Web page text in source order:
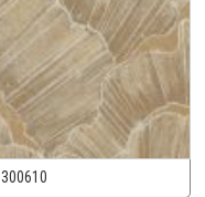
300610